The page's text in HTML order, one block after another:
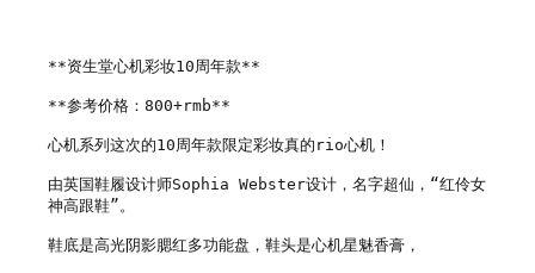
**资生堂心机彩妆10周年款**
**参考价格：800+rmb**
心机系列这次的10周年款限定彩妆真的rio心机！
由英国鞋履设计师Sophia Webster设计，名字超仙，“红伶女
神高跟鞋”。
鞋底是高光阴影腮红多功能盘，鞋头是心机星魅香膏，